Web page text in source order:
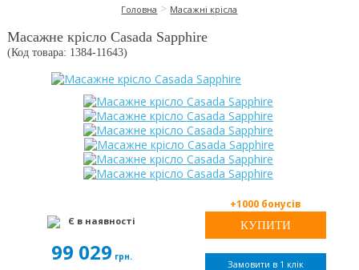
Головна > Масажні крісла
Масажне крісло Casada Sapphire
(Код товара: 1384-11643)
Є в наявності
99 029 грн.
+1000 бонусів
Замовити в 1 клік